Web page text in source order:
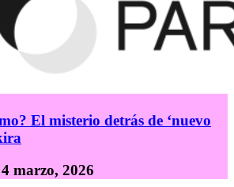
El misterio detrás de ‘nuevo
4 marzo, 2026